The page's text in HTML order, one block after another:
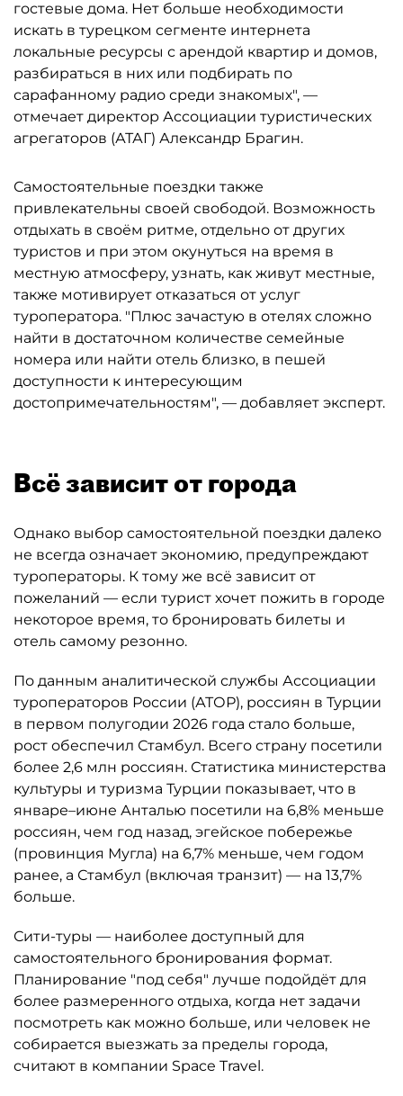
гостевые дома. Нет больше необходимости
искать в турецком сегменте интернета
локальные ресурсы с арендой квартир и домов,
разбираться в них или подбирать по
сарафанному радио среди знакомых", —
отмечает директор Ассоциации туристических
агрегаторов (АТАГ) Александр Брагин.
Самостоятельные поездки также
привлекательны своей свободой. Возможность
отдыхать в своём ритме, отдельно от других
туристов и при этом окунуться на время в
местную атмосферу, узнать, как живут местные,
также мотивирует отказаться от услуг
туроператора. "Плюс зачастую в отелях сложно
найти в достаточном количестве семейные
номера или найти отель близко, в пешей
доступности к интересующим
достопримечательностям", — добавляет эксперт.
Всё зависит от города
Однако выбор самостоятельной поездки далеко
не всегда означает экономию, предупреждают
туроператоры. К тому же всё зависит от
пожеланий — если турист хочет пожить в городе
некоторое время, то бронировать билеты и
отель самому резонно.
По данным аналитической службы Ассоциации
туроператоров России (АТОР), россиян в Турции
в первом полугодии 2026 года стало больше,
рост обеспечил Стамбул. Всего страну посетили
более 2,6 млн россиян. Статистика министерства
культуры и туризма Турции показывает, что в
январе–июне Анталью посетили на 6,8% меньше
россиян, чем год назад, эгейское побережье
(провинция Мугла) на 6,7% меньше, чем годом
ранее, а Стамбул (включая транзит) — на 13,7%
больше.
Сити-туры — наиболее доступный для
самостоятельного бронирования формат.
Планирование "под себя" лучше подойдёт для
более размеренного отдыха, когда нет задачи
посмотреть как можно больше, или человек не
собирается выезжать за пределы города,
считают в компании Space Travel.